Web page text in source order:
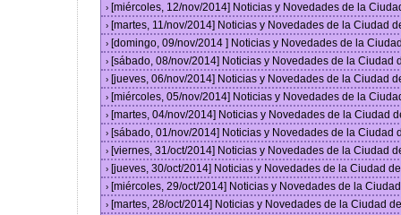
› [miércoles, 12/nov/2014] Noticias y Novedades de la
› [martes, 11/nov/2014] Noticias y Novedades de la Ciudad
› [domingo, 09/nov/2014 ] Noticias y Novedades de la
› [sábado, 08/nov/2014] Noticias y Novedades de la Ciudad
› [jueves, 06/nov/2014] Noticias y Novedades de la Ciudad
› [miércoles, 05/nov/2014] Noticias y Novedades de la
› [martes, 04/nov/2014] Noticias y Novedades de la Ciudad
› [sábado, 01/nov/2014] Noticias y Novedades de la Ciudad
› [viernes, 31/oct/2014] Noticias y Novedades de la Ciudad
› [jueves, 30/oct/2014] Noticias y Novedades de la Ciudad
› [miércoles, 29/oct/2014] Noticias y Novedades de la
› [martes, 28/oct/2014] Noticias y Novedades de la Ciudad